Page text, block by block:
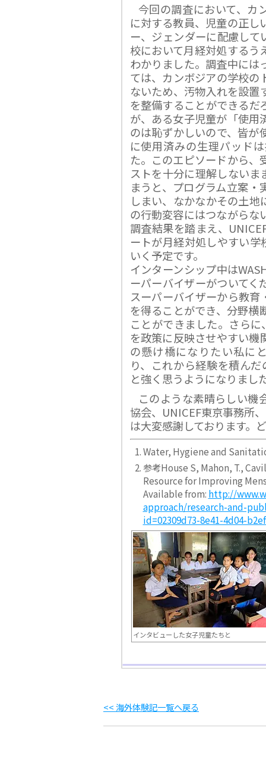
今回の調査において、カ
に対する教員、児童の正
ー、ジェンダーに配慮し
校において月経対処するう
わかりました。調査中には
ては、カンボジアの学校の
ないため、汚物入れを設
を整備することができるだ
が、ある女子児童が「使用
のは恥ずかしいので、皆が
に使用済みの生理パッド
た。このエピソードから
ストを十分に理解しない
まうと、プログラム立案
しまい、なかなかその土
の行動変容にはつながらな
調査結果を踏まえ、
ートが月経対処しやすい
いく予定です。
インターンシップ中は
ーパーバイザーがついて
スーパーバイザーから教
を得ることができ、分野横
ことができました。さら
を政策に反映させやすい機
の懸け橋になりたい私に
り、これから経験を積ん
と強く思うようになりまし
このような素晴らしい機
協会、UNICEF東京事務所
は大変感謝しております。
Water, Hygiene and
参考House S, Mahon, T.,
Resource for Improving
Available from: http://
approach/research-and-
id=02309d73-8e41-4d04-
インタビューした女子児童たちと
<< 海外体験記一覧へ戻る